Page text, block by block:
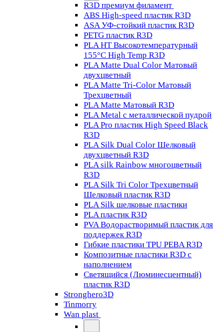
R3D премиум филамент
ABS High-speed пластик R3D
ASA УФ-стойкий пластик R3D
PETG пластик R3D
PLA HT Высокотемпературный
155°C High Temp R3D
PLA Matte Dual Color Матовый
двухцветный
PLA Matte Tri-Color Матовый
Трехцветный
PLA Matte Матовый R3D
PLA Metal с металлической пудрой
PLA Pro пластик High Speed Black
R3D
PLA Silk Dual Color Шелковый
двухцветный R3D
PLA silk Rainbow многоцветный
R3D
PLA Silk Tri Color Трехцветный
Шелковый пластик R3D
PLA Silk шелковые пластики
PLA пластик R3D
PVA Водорастворимый пластик для
поддержек R3D
Гибкие пластики TPU PEBA R3D
Композитные пластики R3D с
наполнением
Светящийся (Люминесцентный)
пластик R3D
Stronghero3D
Tinmorry
Wan plast